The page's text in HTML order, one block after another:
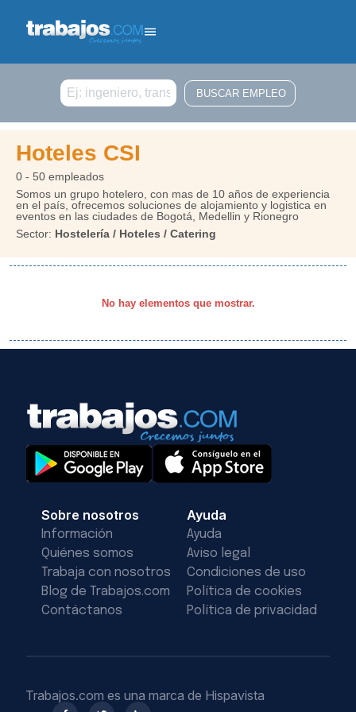
Buscar
Hoteles CSI
0 - 50 empleados
Somos un grupo hotelero, con mas de 10 años de experiencia
en el país, ofrecemos soluciones de alojamiento y logistica en
eventos en las ciudades de Bogotá, Medellin y Rionegro
Sector: Hostelería / Hoteles / Catering
No hay elementos que mostrar.
Sobre nosotros
Información
Quiénes somos
Trabaja con nosotros
Blog de Trabajos.com
Contáctanos
Ayuda
Ayuda
Aviso legal
Condiciones de uso
Política de cookies
Política de privacidad
Trabajos.com es una marca de Hispavista